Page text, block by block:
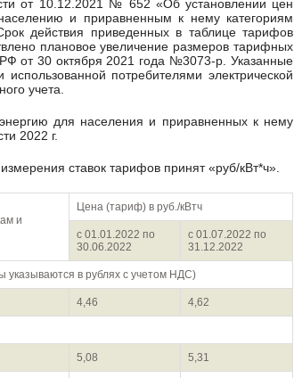
от 10.12.2021 № 652 «Об установлении цен
и приравненным к нему категориям
действия приведенных в таблице тарифов
плановое увеличение размеров тарифных
от 30 октября 2021 года №3073-р. Указанные
потребителями электрической
учета.
2022 г.
ставок тарифов принят «руб/кВт*ч».
и
Цена (тариф) в руб./кВтч
с 01.01.2022 по
30.06.2022
с 01.07.2022 по
31.12.2022
указываются в рублях с учетом НДС)
4,46 4,62
5,08 5,31